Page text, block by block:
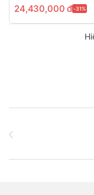
24,430,000đ-31%